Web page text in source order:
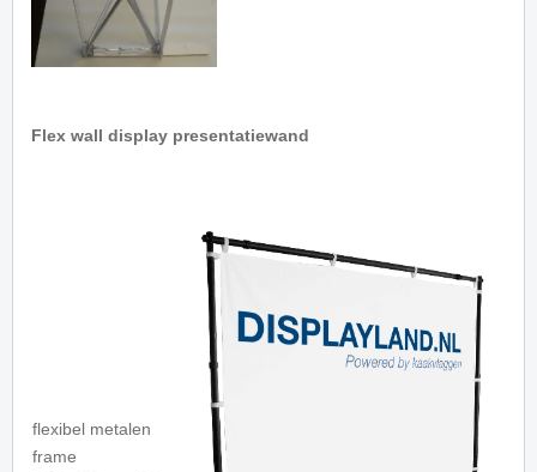
Flex wall display presentatiewand
flexibel metalen
frame